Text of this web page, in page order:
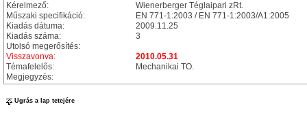
Kérelmező:
Wienerberger Téglaipari zRt.
Műszaki specifikáció:
EN 771-1:2003 / EN 771-1:2003/A1:2005
Kiadás dátuma:
2009.11.25
Kiadás száma:
3
Utolsó megerősítés:
Visszavonva:
2010.05.31
Témafelelős:
Mechanikai TO.
Megjegyzés:
Ugrás a lap tetejére